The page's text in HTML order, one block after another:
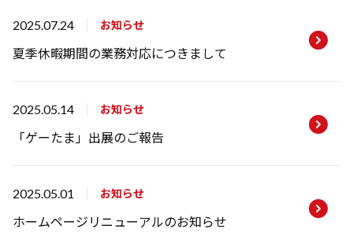
2025.07.24 お知らせ
夏季休暇期間の業務対応につきまして
2025.05.14 お知らせ
「ゲーたま」出展のご報告
2025.05.01 お知らせ
ホームページリニューアルのお知らせ